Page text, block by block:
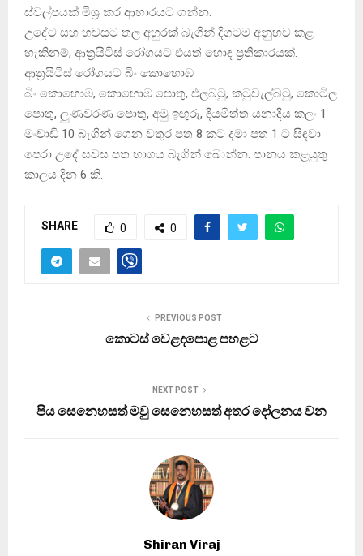
ස්‌වල්පයක්‌ මිශ්‍ර කර ආහාරයට ගන්න.
උදේට සහ හවසට තල අහුරක්‌ බැගින් දිගටම අනුභව කළ
හැකිනම්, ආත්‍රයිටිස්‌ රෝගයට එයත් හොඳ ප්‍රතිකාරයක්‌.
ආත්‍රයිටිස්‌ රෝගයට බිං කොහොඹ
බිං කොහොඹ, කොහොඹ පොතු, එලබටු, කටුවැල්බටු, කොටිල
පොතු, ලුණවරණ පොතු, අමු ඉඟුරු, දියමිත්ත යනාදිය කලං 1
මංචාඩි 10 බැගින් ගෙන වතුර පත 8 කට දමා පත 1 ට සිඳවා
පෙරා උදේ සවස පත භාගය බැගින් බොන්න. පානය කළයුතු
කාලය දින 6 කි.
SHARE 0 0
PREVIOUS POST
කොටස් වෙළදපොළ පහළට
NEXT POST
පිය සෙනෙ­හ­සත් මවු සෙනෙ­හ­සත් අතර දෝල­නය වන
Shiran Viraj